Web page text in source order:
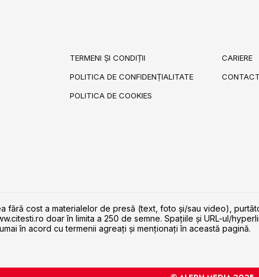
TERMENI ȘI CONDIȚII
POLITICA DE CONFIDENȚIALITATE
POLITICA DE COOKIES
CARIERE
CONTACT
fără cost a materialelor de presă (text, foto și/sau video),
doar în limita a 250 de semne. Spaţiile şi URL-ul/
în acord cu termenii agreaţi şi menţionaţi în această pagină.